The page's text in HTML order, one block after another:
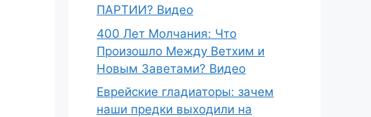
ПАРТИИ? Видео
400 Лет Молчания: Что
Произошло Между Ветхим и
Новым Заветами? Видео
Еврейские гладиаторы: зачем
наши предки выходили на